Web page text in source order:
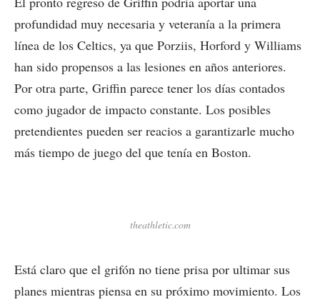
profundidad muy necesaria y veteranía a la primera
línea de los Celtics, ya que Porziis, Horford y Williams
han sido propensos a las lesiones en años anteriores.
Por otra parte, Griffin parece tener los días contados
como jugador de impacto constante. Los posibles
pretendientes pueden ser reacios a garantizarle mucho
más tiempo de juego del que tenía en Boston.
theathletic.com
Está claro que el grifón no tiene prisa por ultimar sus
planes mientras piensa en su próximo movimiento. Los